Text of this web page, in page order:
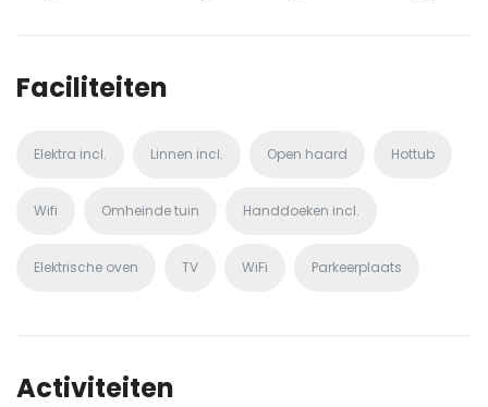
Faciliteiten
Elektra incl. Linnen incl. Open haard Hottub
Wifi Omheinde tuin Handdoeken incl.
Elektrische oven TV WiFi Parkeerplaats
Activiteiten